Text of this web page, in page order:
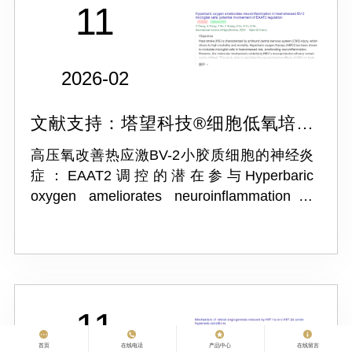
11
2026-02
文献支持：塔望科技®细胞低氧培养
箱OX-121C
高压氧改善热应激BV-2小胶质细胞的神经炎
症：EAAT2调控的潜在参与Hyperbaric
oxygen ameliorates neuroinflammation in
11
首页 在线电话 产品中心 在线留言